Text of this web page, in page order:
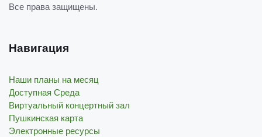
Все права защищены.
Навигация
Наши планы на месяц
Доступная Среда
Виртуальный концертный зал
Пушкинская карта
Электронные ресурсы